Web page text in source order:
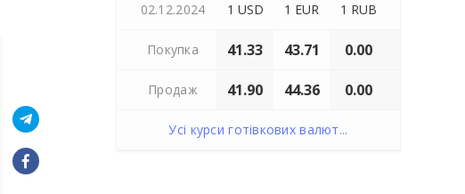
02.12.2024 1 USD 1 EUR 1 RUB
Покупка 41.33 43.71 0.00
Продаж 41.90 44.36 0.00
Усі курси готівкових валют...